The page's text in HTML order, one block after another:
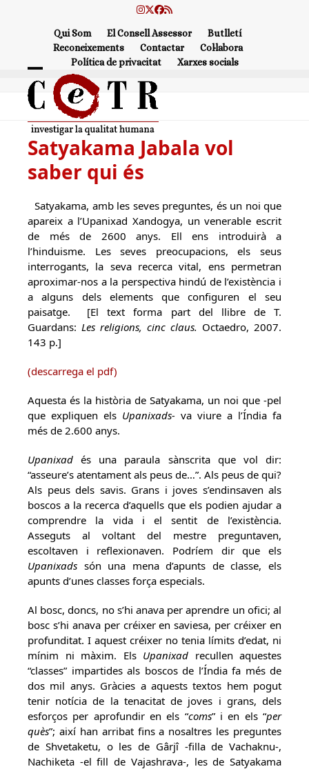
Instagram
Twitter
Facebook
RSS
Qui Som El Consell Assessor
Butlletí
Reconeixements
Contactar
Col·labora
Política de privacitat
Xarxes socials
Open
mobile
menu
Close
mobile
menu
Satyakama Jabala vol
saber qui és
Satyakama, amb les seves preguntes, és un noi que
apareix a l’Upanixad Xandogya, un venerable escrit
de més de 2600 anys. Ell ens introduirà a
l’hinduisme. Les seves preocupacions, els seus
interrogants, la seva recerca vital, ens permetran
aproximar-nos a la perspectiva hindú de l’existència i
a alguns dels elements que configuren el seu
paisatge. [El text forma part del llibre de T.
Guardans: Les religions, cinc claus. Octaedro, 2007.
143 p.]
(descarrega el pdf)
Aquesta és la història de Satyakama, un noi que -pel
que expliquen els Upanixads- va viure a l’Índia fa
més de 2.600 anys.
Upanixad és una paraula sànscrita que vol dir:
“asseure’s atentament als peus de…”. Als peus de qui?
Als peus dels savis. Grans i joves s’endinsaven als
boscos a la recerca d’aquells que els podien ajudar a
comprendre la vida i el sentit de l’existència.
Asseguts al voltant del mestre preguntaven,
escoltaven i reflexionaven. Podríem dir que els
Upanixads són una mena d’apunts de classe, els
apunts d’unes classes força especials.
Al bosc, doncs, no s’hi anava per aprendre un ofici; al
bosc s’hi anava per créixer en saviesa, per créixer en
profunditat. I aquest créixer no tenia límits d’edat, ni
mínim ni màxim. Els Upanixad recullen aquestes
“classes” impartides als boscos de l’Índia fa més de
dos mil anys. Gràcies a aquests textos hem pogut
tenir notícia de la tenacitat de joves i grans, dels
esforços per aprofundir en els “coms” i en els “per
quès”; així han arribat fins a nosaltres les preguntes
de Shvetaketu, o les de Gârjî -filla de Vachaknu-,
Nachiketa -el fill de Vajashrava-, les de Satyakama